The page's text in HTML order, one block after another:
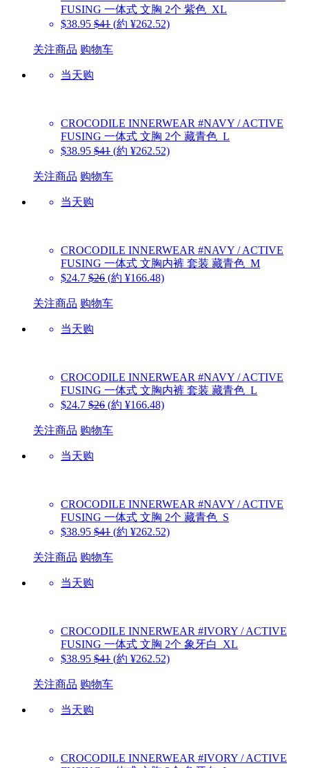
FUSING 一体式 文胸 2个 紫色_XL
$38.95 $41 (約 ¥262.52)
关注商品 购物车
当天购
CROCODILE INNERWEAR #NAVY / ACTIVE
FUSING 一体式 文胸 2个 藏青色_L
$38.95 $41 (約 ¥262.52)
关注商品 购物车
当天购
CROCODILE INNERWEAR #NAVY / ACTIVE
FUSING 一体式 文胸内裤 套装 藏青色_M
$24.7 $26 (約 ¥166.48)
关注商品 购物车
当天购
CROCODILE INNERWEAR #NAVY / ACTIVE
FUSING 一体式 文胸内裤 套装 藏青色_L
$24.7 $26 (約 ¥166.48)
关注商品 购物车
当天购
CROCODILE INNERWEAR #NAVY / ACTIVE
FUSING 一体式 文胸 2个 藏青色_S
$38.95 $41 (約 ¥262.52)
关注商品 购物车
当天购
CROCODILE INNERWEAR #IVORY / ACTIVE
FUSING 一体式 文胸 2个 象牙白_XL
$38.95 $41 (約 ¥262.52)
关注商品 购物车
当天购
CROCODILE INNERWEAR #IVORY / ACTIVE